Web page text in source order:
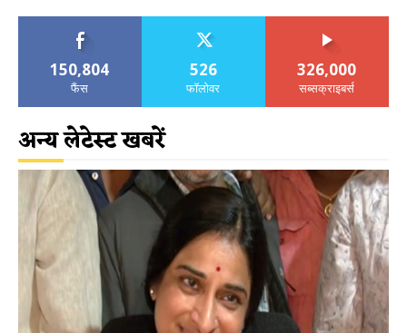
150,804
फैंस
526
फॉलोवर
326,000
सब्सक्राइबर्स
अन्य लेटेस्ट खबरें